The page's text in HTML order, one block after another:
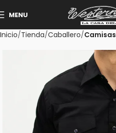
MENU
Inicio Tienda Caballero Camisas